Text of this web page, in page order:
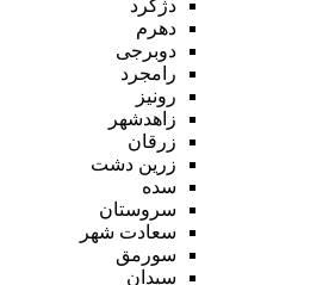
دژکرد
دهرم
دوبرجی
رامجرد
رونیز
زاهدشهر
زرقان
زرین دشت
سده
سروستان
سعادت شهر
سورمق
سیدان